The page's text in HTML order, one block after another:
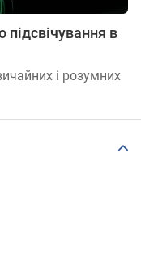
в
і розумних